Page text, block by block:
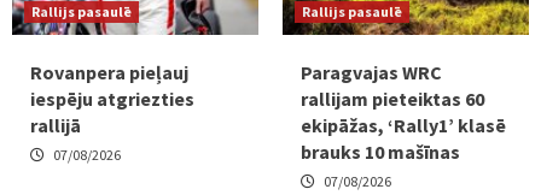
Rallijs pasaulē
Rovanpera pieļauj
iespēju atgriezties
rallijā
07/08/2026
Rallijs pasaulē
Paragvajas WRC
rallijam pieteiktas 60
ekipāžas, ‘Rally1’ klasē
brauks 10 mašīnas
07/08/2026